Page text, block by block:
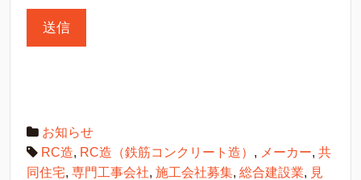
お知らせ
RC造, RC造（鉄筋コンクリート造） , メーカー, 共
同住宅, 専門工事会社, 施工会社募集, 総合建設業, 見